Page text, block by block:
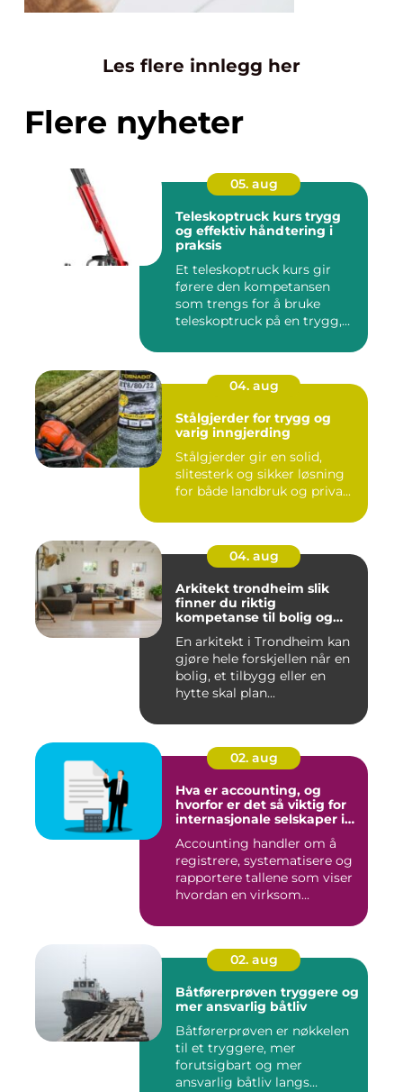
Les flere innlegg her
Flere nyheter
05. aug
Teleskoptruck kurs trygg
og effektiv håndtering i
praksis
Et teleskoptruck kurs gir
førere den kompetansen
som trengs for å bruke
teleskoptruck på en trygg,
04. aug
Stålgjerder for trygg og
varig inngjerding
Stålgjerder gir en solid,
slitesterk og sikker løsning
for både landbruk og priva...
04. aug
Arkitekt trondheim slik
finner du riktig
kompetanse til bolig og
En arkitekt i Trondheim kan
gjøre hele forskjellen når en
bolig, et tilbygg eller en
hytte skal plan...
02. aug
Hva er accounting, og
hvorfor er det så viktig for
internasjonale selskaper i
Accounting handler om å
registrere, systematisere og
rapportere tallene som viser
hvordan en virksom...
02. aug
Båtførerprøven tryggere og
mer ansvarlig båtliv
Båtførerprøven er nøkkelen
til et tryggere, mer
forutsigbart og mer
ansvarlig båtliv langs